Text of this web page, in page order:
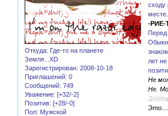
Откуда: Где-то на планете
Земля...XD
Зарегистрирован: 2008-10-18
Приглашений: 0
Сообщений: 749
Уважение: [+32/-2]
Позитив: [+28/-0]
Пол: Мужской
сходу
-РИЕ-
Перед
лет
Не
Не.